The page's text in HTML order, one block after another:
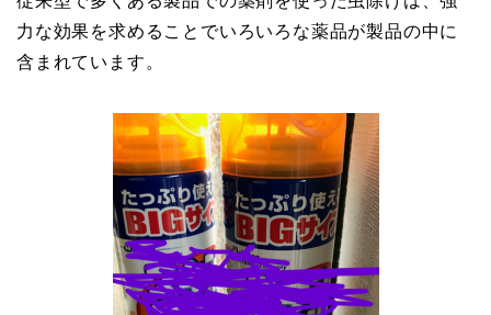
力な効果を求めることでいろいろな薬品が製品の中に
含まれています。